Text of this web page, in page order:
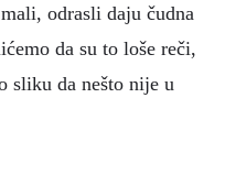
odrasli daju čudna
da su to loše reči,
sliku da nešto nije u